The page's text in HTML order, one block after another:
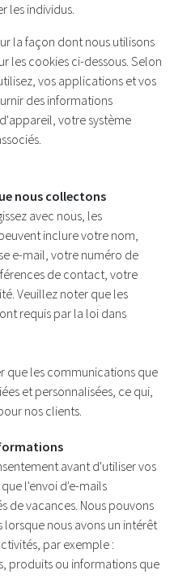
les individus.
la façon dont nous utilisons
les cookies ci-dessous. Selon
vos applications et vos
des informations
votre système
nous collectons
avec nous, les
inclure votre nom,
e-mail, votre numéro de
de contact, votre
Veuillez noter que les
requis par la loi dans
que les communications que
et personnalisées, ce qui,
nos clients.
avant d'utiliser vos
l'envoi d'e-mails
de vacances. Nous pouvons
nous avons un intérêt
par exemple :
produits ou informations que